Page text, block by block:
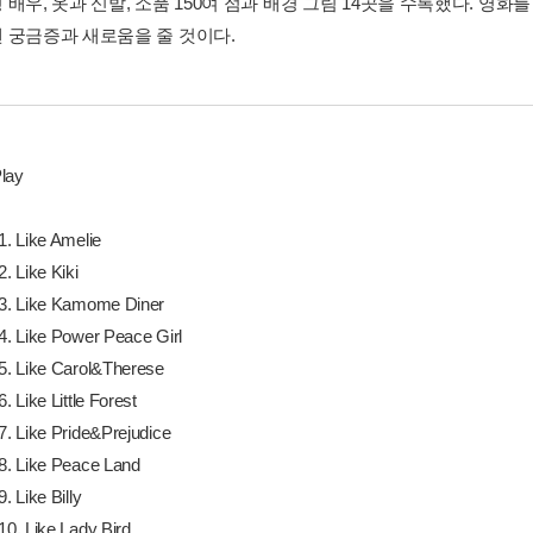
궁금증과 새로움을 줄 것이다.
Like Amelie
Like Kiki
Like Kamome Diner
Like Power Peace Girl
Like Carol&Therese
Like Little Forest
Like Pride&Prejudice
Like Peace Land
Like Billy
Like Lady Bird